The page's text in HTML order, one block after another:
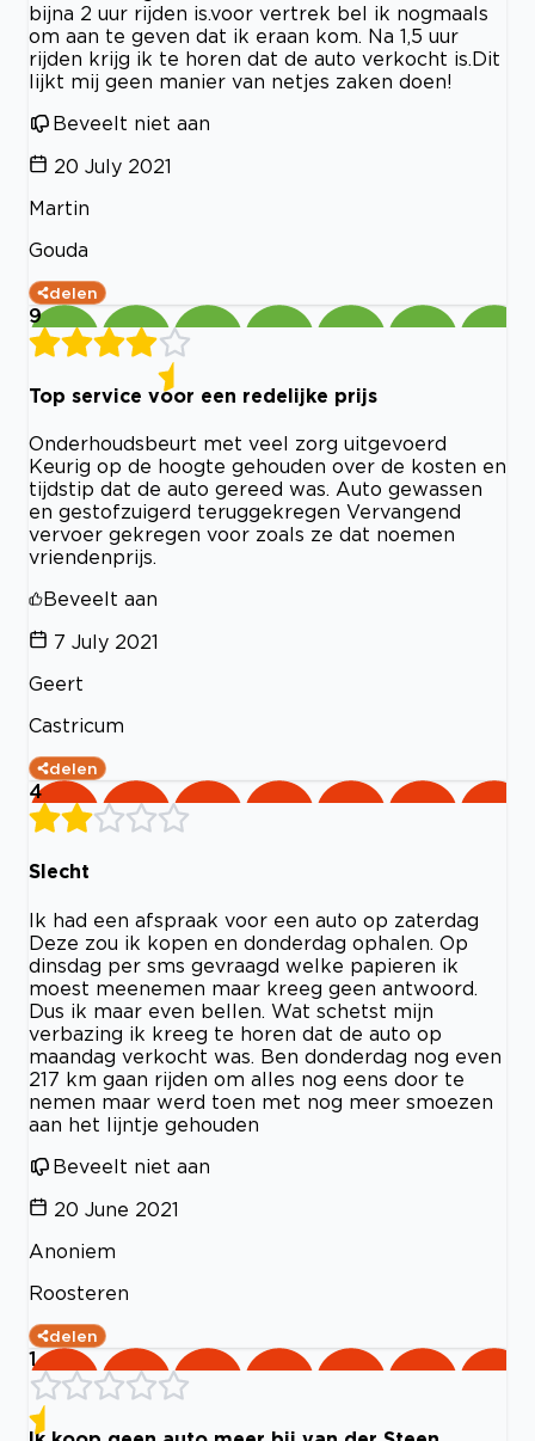
bijna 2 uur rijden is.voor vertrek bel ik nogmaals
om aan te geven dat ik eraan kom. Na 1,5 uur
rijden krijg ik te horen dat de auto verkocht is.Dit
lijkt mij geen manier van netjes zaken doen!
Beveelt niet aan
20 July 2021
Martin
Gouda
delen
9
Top service voor een redelijke prijs
Onderhoudsbeurt met veel zorg uitgevoerd
Keurig op de hoogte gehouden over de kosten en
tijdstip dat de auto gereed was. Auto gewassen
en gestofzuigerd teruggekregen Vervangend
vervoer gekregen voor zoals ze dat noemen
vriendenprijs.
Beveelt aan
7 July 2021
Geert
Castricum
delen
4
Slecht
Ik had een afspraak voor een auto op zaterdag
Deze zou ik kopen en donderdag ophalen. Op
dinsdag per sms gevraagd welke papieren ik
moest meenemen maar kreeg geen antwoord.
Dus ik maar even bellen. Wat schetst mijn
verbazing ik kreeg te horen dat de auto op
maandag verkocht was. Ben donderdag nog even
217 km gaan rijden om alles nog eens door te
nemen maar werd toen met nog meer smoezen
aan het lijntje gehouden
Beveelt niet aan
20 June 2021
Anoniem
Roosteren
delen
1